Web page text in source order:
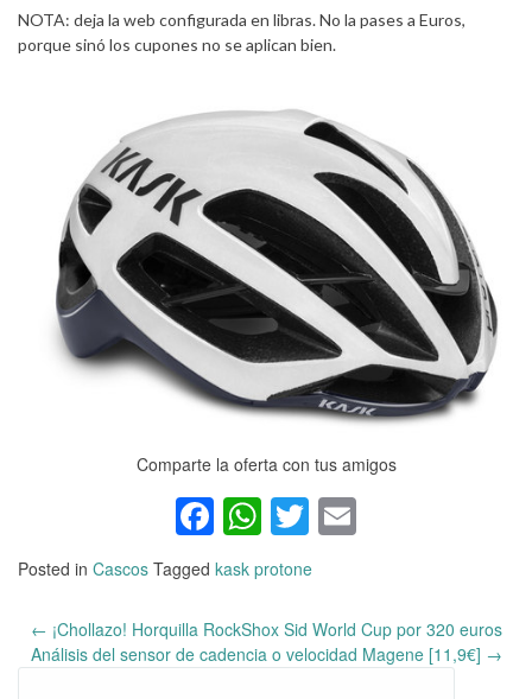
NOTA: deja la web configurada en libras. No la pases a Euros,
porque sinó los cupones no se aplican bien.
Comparte la oferta con tus amigos
Facebook
WhatsApp
Twitter
Posted in Cascos Tagged kask protone
Post
navigation
← ¡Chollazo! Horquilla RockShox Sid World Cup por 320 euros
Análisis del sensor de cadencia o velocidad Magene [11,9€] →